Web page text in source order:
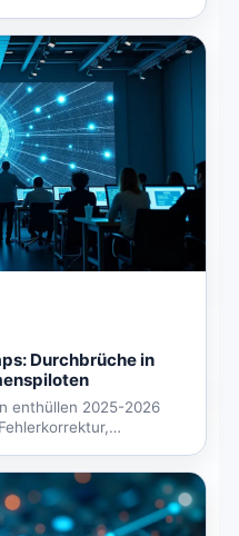
Durchbrüche in
enthüllen 2025-2026